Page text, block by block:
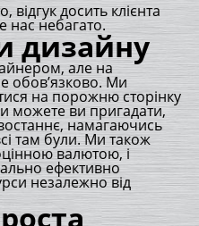
досить клієнта
нас небагато.
дизайну
але на
обов’язково. Ми
на порожню сторінку
можете ви пригадати,
намагаючись
там були. Ми також
валютою, і
ефективно
незалежно від